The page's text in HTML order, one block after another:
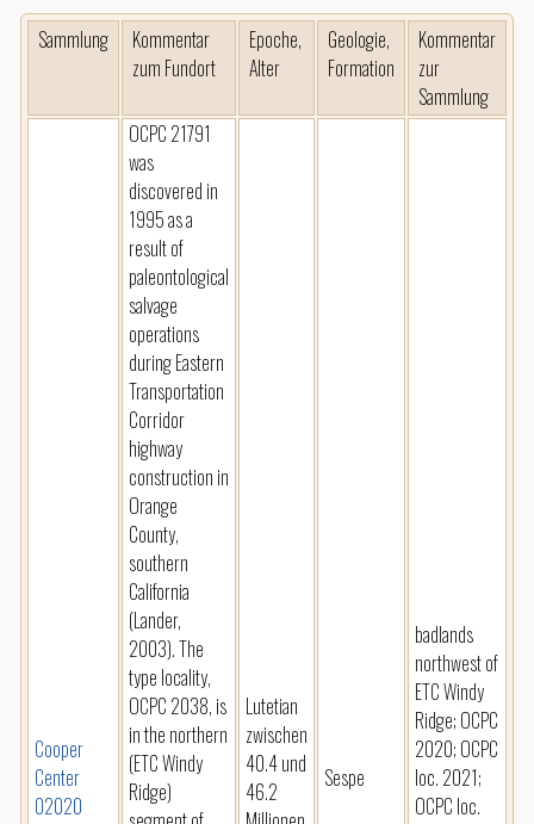
Sammlung
Kommentar
zum Fundort
Epoche,
Alter
Geologie,
Formation
Kommentar
zur
Sammlung
Cooper
Center
02020
OCPC 21791
was
discovered in
1995 as a
result of
paleontological
salvage
operations
during Eastern
Transportation
Corridor
highway
construction in
Orange
County,
southern
California
(Lander,
2003). The
type locality,
OCPC 2038, is
in the northern
(ETC Windy
Ridge)
Lutetian
zwischen
40.4 und
46.2
Sespe
badlands
northwest of
ETC Windy
Ridge; OCPC
2020; OCPC
loc. 2021;
OCPC loc.